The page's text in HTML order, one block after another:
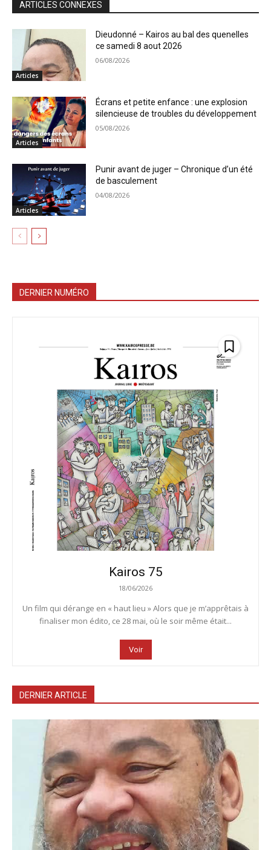
ARTICLES CONNEXES
Articles
Dieudonné – Kairos au bal des quenelles
ce samedi 8 aout 2026
06/08/2026
Articles
Écrans et petite enfance : une explosion
silencieuse de troubles du développement
05/08/2026
Articles
Punir avant de juger – Chronique d’un été
de basculement
04/08/2026
DERNIER NUMÉRO
Kairos 75
18/06/2026
Un film qui dérange en « haut lieu » Alors que je m’apprêtais à
finaliser mon édito, ce 28 mai, où le soir même était...
Voir
DERNIER ARTICLE